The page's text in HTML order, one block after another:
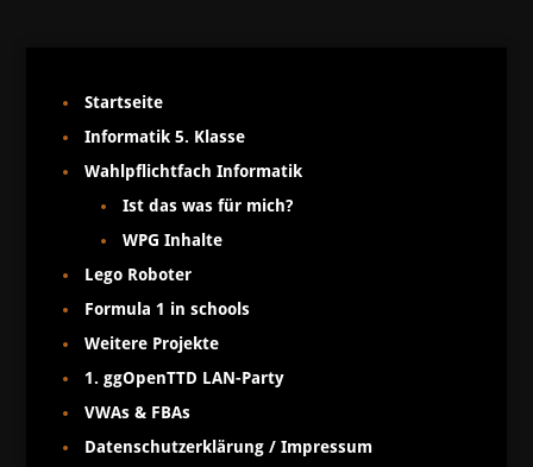
Startseite
Informatik 5. Klasse
Wahlpflichtfach Informatik
Ist das was für mich?
WPG Inhalte
Lego Roboter
Formula 1 in schools
Weitere Projekte
1. ggOpenTTD LAN-Party
VWAs & FBAs
Datenschutzerklärung / Impressum